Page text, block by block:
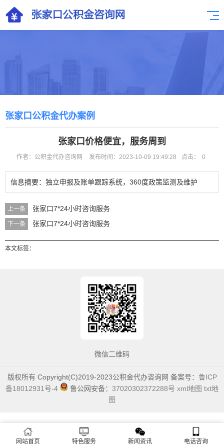
张家口公积金代办案例
张家口价格便宜，服务周到
作者：公积金代办咨询网 发布时间：2023-10-09 19:49:28 点击： 0
信息摘要：独立申报及账单跟踪系统，360度政策监测及维护
上一条 张家口7*24小时咨询服务
下一条 张家口7*24小时咨询服务
本文标签：
微信二维码
版权所有 Copyright(C)2019-2023公积金代办咨询网 备案号： 鲁ICP
备18012931号-4
鲁公网安备： 37020302372288号 xml地图 txt地
图
网站首页 特色服务 新闻资讯 电话咨询